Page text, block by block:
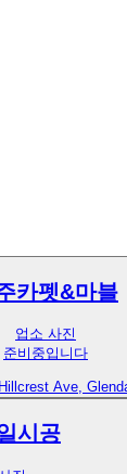
카펫&마블
업소 사진
준비중입니다
Ave,
시공